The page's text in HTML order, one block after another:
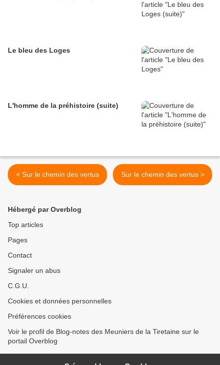
Le bleu des Loges
L'homme de la préhistoire (suite)
< Sur le chemin des vertus Sur le chemin des vertus >
Hébergé par Overblog
Top articles
Pages
Contact
Signaler un abus
C.G.U.
Cookies et données personnelles
Préférences cookies
Voir le profil de Blog-notes des Meuniers de la Tiretaine sur le
portail Overblog